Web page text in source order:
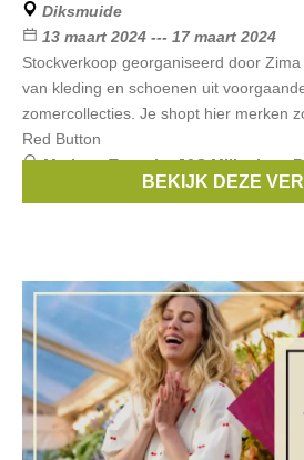
Diksmuide
13 maart 2024 --- 17 maart 2024
Stockverkoop georganiseerd door
van kleding en schoenen uit
zomercollecties. Je shopt hier merken
Red Button
Merken:Tamaris,J&S Millenium,
BEKIJK DEZE